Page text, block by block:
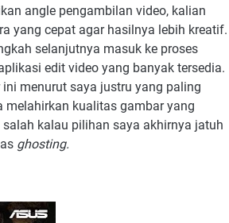
angle pengambilan video, kalian
yang cepat agar hasilnya lebih kreatif.
selanjutnya masuk ke proses
edit video yang banyak tersedia.
menurut saya justru yang paling
kualitas gambar yang
kalau pilihan saya akhirnya jatuh
ghosting.